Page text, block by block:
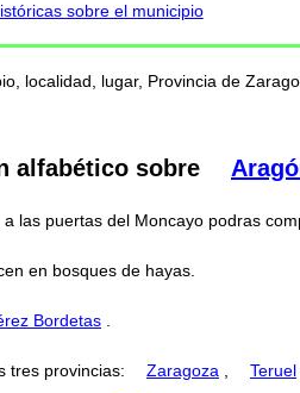
sobre el municipio
localidad, lugar, Provincia de
alfabético sobre
las puertas del Moncayo podras
en bosques de hayas.
Bordetas .
tres provincias: Zaragoza , Teruel